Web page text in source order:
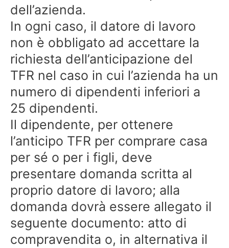
dell’azienda.
In ogni caso, il datore di lavoro
non è obbligato ad accettare la
richiesta dell’anticipazione del
TFR nel caso in cui l’azienda ha un
numero di dipendenti inferiori a
25 dipendenti.
Il dipendente, per ottenere
l’anticipo TFR per comprare casa
per sé o per i figli, deve
presentare domanda scritta al
proprio datore di lavoro; alla
domanda dovrà essere allegato il
seguente documento: atto di
compravendita o, in alternativa il